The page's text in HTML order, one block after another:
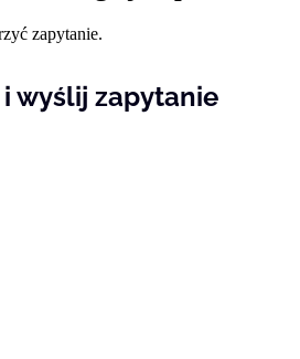
zapytanie.
wyślij zapytanie
moje preferencje